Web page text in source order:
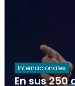
Internacionales
En sus 250